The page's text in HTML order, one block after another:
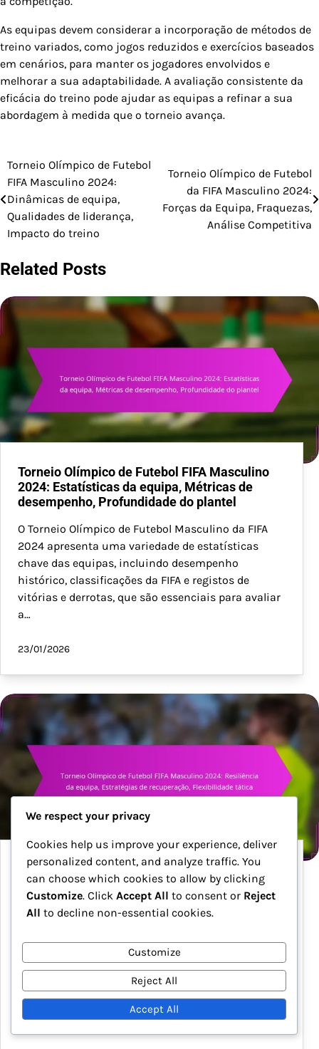
As equipas devem considerar a incorporação de métodos de
treino variados, como jogos reduzidos e exercícios baseados
em cenários, para manter os jogadores envolvidos e
melhorar a sua adaptabilidade. A avaliação consistente da
eficácia do treino pode ajudar as equipas a refinar a sua
abordagem à medida que o torneio avança.
Post
navigation
Torneio Olímpico de Futebol
FIFA Masculino 2024:
Dinâmicas de equipa,
Qualidades de liderança,
Impacto do treino
Torneio Olímpico de Futebol
da FIFA Masculino 2024:
Forças da Equipa, Fraquezas,
Análise Competitiva
Related Posts
Torneio Olímpico de Futebol FIFA Masculino
2024: Estatísticas da equipa, Métricas de
desempenho, Profundidade do plantel
O Torneio Olímpico de Futebol Masculino da FIFA
2024 apresenta uma variedade de estatísticas
chave das equipas, incluindo desempenho
histórico, classificações da FIFA e registos de
vitórias e derrotas, que são essenciais para avaliar
a…
23/01/2026
Torneio Olímpico de Futebol FIFA Masculino
2024: Resiliência da equipa, Estratégias de
recuperação, Flexibilidade tática
2024 destaca a importância da resiliência da
equipa, uma vez que as seleções devem recuperar
de contratempos e manter o foco sob pressão.
Estratégias de recuperação eficazes…
We respect your privacy
Cookies help us improve your experience, deliver
personalized content, and analyze traffic. You
can choose which cookies to allow by clicking
Customize. Click Accept All to consent or Reject
All to decline non-essential cookies.
Customize
Reject All
Accept All